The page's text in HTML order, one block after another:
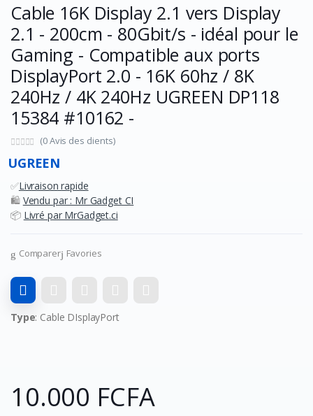
Cable 16K Display 2.1 vers Display
2.1 - 200cm - 80Gbit/s - idéal pour le
Gaming - Compatible aux ports
DisplayPort 2.0 - 16K 60hz / 8K
240Hz / 4K 240Hz UGREEN DP118
15384 #10162 -
(0 Avis des clients)
UGREEN
✅Livraison rapide
🛍️ Vendu par : Mr Gadget CI
📦 Livré par MrGadget.ci
Comparer Favories
Type: Cable DIsplayPort
10.000 FCFA